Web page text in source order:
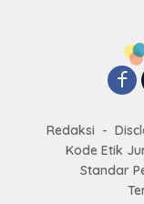
Redaksi
Kode Etik
Standar